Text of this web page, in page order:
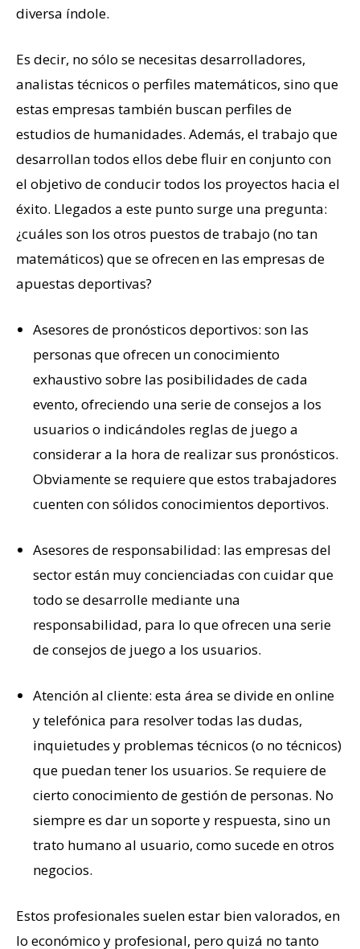
diversa índole.
Es decir, no sólo se necesitas desarrolladores,
analistas técnicos o perfiles matemáticos, sino que
estas empresas también buscan perfiles de
estudios de humanidades. Además, el trabajo que
desarrollan todos ellos debe fluir en conjunto con
el objetivo de conducir todos los proyectos hacia el
éxito. Llegados a este punto surge una pregunta:
¿cuáles son los otros puestos de trabajo (no tan
matemáticos) que se ofrecen en las empresas de
apuestas deportivas?
Asesores de pronósticos deportivos: son las
personas que ofrecen un conocimiento
exhaustivo sobre las posibilidades de cada
evento, ofreciendo una serie de consejos a los
usuarios o indicándoles reglas de juego a
considerar a la hora de realizar sus pronósticos.
Obviamente se requiere que estos trabajadores
cuenten con sólidos conocimientos deportivos.
Asesores de responsabilidad: las empresas del
sector están muy concienciadas con cuidar que
todo se desarrolle mediante una
responsabilidad, para lo que ofrecen una serie
de consejos de juego a los usuarios.
Atención al cliente: esta área se divide en online
y telefónica para resolver todas las dudas,
inquietudes y problemas técnicos (o no técnicos)
que puedan tener los usuarios. Se requiere de
cierto conocimiento de gestión de personas. No
siempre es dar un soporte y respuesta, sino un
trato humano al usuario, como sucede en otros
negocios.
Estos profesionales suelen estar bien valorados, en
lo económico y profesional, pero quizá no tanto